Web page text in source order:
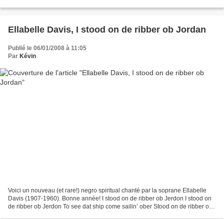
Ellabelle Davis, I stood on de ribber ob Jordan
Publié le 06/01/2008 à 11:05
Par Kévin
Voici un nouveau (et rare!) negro spiritual chanté par la soprane Ellabelle
Davis (1907-1960). Bonne année! I stood on de ribber ob Jerdon I stood on
de ribber ob Jerdon To see dat ship come sailin’ ober Stood on de ribber ob